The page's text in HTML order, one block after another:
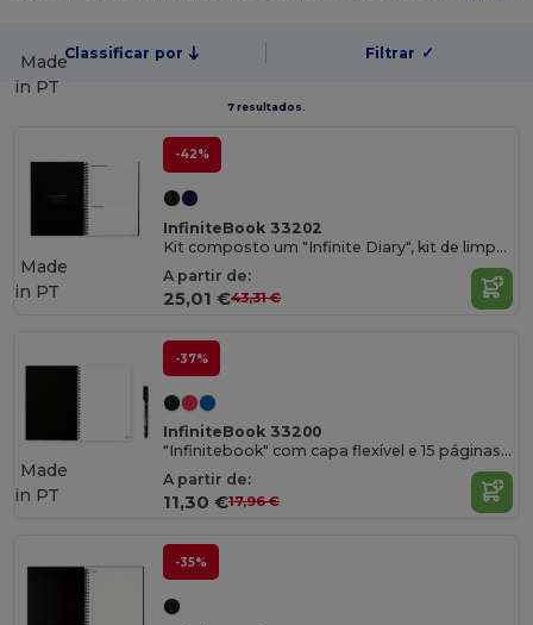
Classificar por Filtrar ✓
7 resultados.
Made
in PT
-42%
InfiniteBook 33202
Kit composto um "Infinite Diary", kit de limpeza, marcador e suporte de marcador
A partir de:
25,01 €43,31 €
Made
in PT
-37%
InfiniteBook 33200
"Infinitebook" com capa flexível e 15 páginas lisas estilo quadro branco
A partir de:
11,30 €17,96 €
Made
in PT
-35%